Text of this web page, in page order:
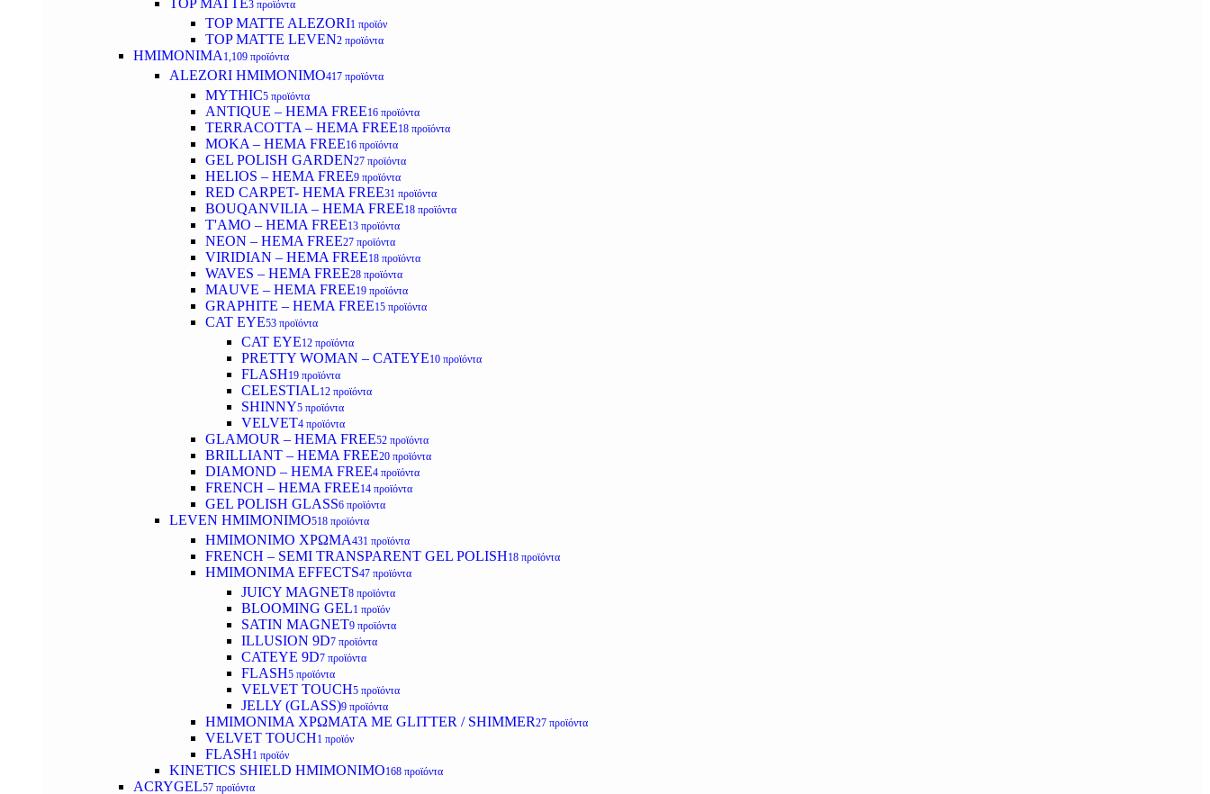
TOP MATTE3 προϊόντα
TOP MATTE ALEZORI1 προϊόν
TOP MATTE LEVEN2 προϊόντα
ΗΜΙΜΟΝΙΜΑ 1,109 προϊόντα
ALEZORI ΗΜΙΜΟΝΙΜΟ417 προϊόντα
MYTHIC5 προϊόντα
ANTIQUE – HEMA FREE16 προϊόντα
TERRACOTTA – HEMA FREE18 προϊόντα
MOKA – HEMA FREE16 προϊόντα
GEL POLISH GARDEN27 προϊόντα
HELIOS – HEMA FREE9 προϊόντα
RED CARPET- HEMA FREE31 προϊόντα
BOUQANVILIA – HEMA FREE18 προϊόντα
T'AMO – HEMA FREE13 προϊόντα
NEON – HEMA FREE27 προϊόντα
VIRIDIAN – HEMA FREE18 προϊόντα
WAVES – HEMA FREE28 προϊόντα
MAUVE – HEMA FREE19 προϊόντα
GRAPHITE – HEMA FREE15 προϊόντα
CAT EYE53 προϊόντα
CAT EYE12 προϊόντα
PRETTY WOMAN – CATEYE10 προϊόντα
FLASH19 προϊόντα
CELESTIAL12 προϊόντα
SHINNY5 προϊόντα
VELVET4 προϊόντα
GLAMOUR – HEMA FREE52 προϊόντα
BRILLIANT – HEMA FREE20 προϊόντα
DIAMOND – HEMA FREE4 προϊόντα
FRENCH – HEMA FREE14 προϊόντα
GEL POLISH GLASS6 προϊόντα
LEVEN ΗΜΙΜΟΝΙΜΟ518 προϊόντα
ΗΜΙΜΟΝΙΜΟ ΧΡΩΜΑ431 προϊόντα
FRENCH – SEMI TRANSPARENT GEL POLISH18 προϊόντα
HMIMONIMA EFFECTS47 προϊόντα
JUICY MAGNET8 προϊόντα
BLOOMING GEL1 προϊόν
SATIN MAGNET9 προϊόντα
ILLUSION 9D7 προϊόντα
CATEYE 9D7 προϊόντα
FLASH5 προϊόντα
VELVET TOUCH5 προϊόντα
JELLY (GLASS)9 προϊόντα
ΗΜΙΜΟΝΙΜA ΧΡΩΜΑΤΑ ΜΕ GLITTER / SHIMMER27 προϊόντα
VELVET TOUCH1 προϊόν
FLASH1 προϊόν
KINETICS SHIELD ΗΜΙΜΟΝΙΜΟ168 προϊόντα
ACRYGEL57 προϊόντα